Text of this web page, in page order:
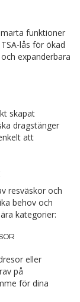
funktioner
lås för ökad
expanderbara
skapat
dragstänger
att
resväskor och
behov och
kategorier:
eller
på
för dina